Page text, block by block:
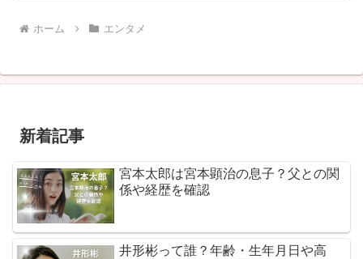
ホーム エンタメ
新着記事
宮本太郎は宮本顕治の息子？父との関
係や経歴を確認
井形彬って誰？年齢・生年月日や高